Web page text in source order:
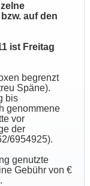
auf den
ist Freitag
begrenzt
Späne).
bis
genommene
vor
der
6954925).
genutzte
Gebühr von €